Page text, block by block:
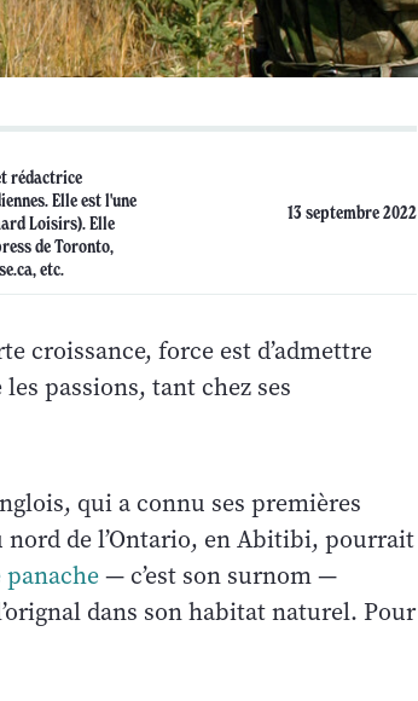
rédactrice
Elle est l'une
Loisirs). Elle
de Toronto,
etc.
13 septembre 2022
croissance, force est d’admettre
les passions, tant chez ses
qui a connu ses premières
nord de l’Ontario, en Abitibi, pourrait
panache— c’est son surnom —
dans son habitat naturel. Pour